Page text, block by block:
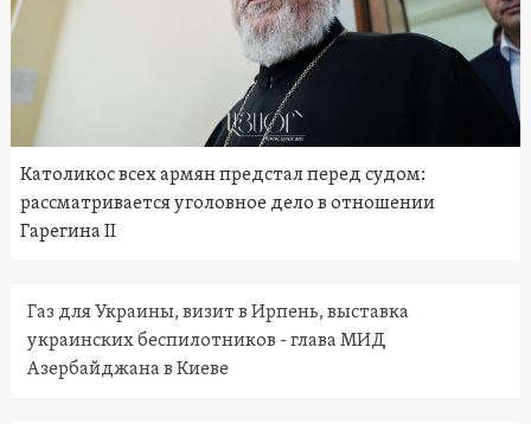
Католикос всех армян предстал перед судом:
рассматривается уголовное дело в отношении
Гарегина II
Газ для Украины, визит в Ирпень, выставка
украинских беспилотников - глава МИД
Азербайджана в Киеве